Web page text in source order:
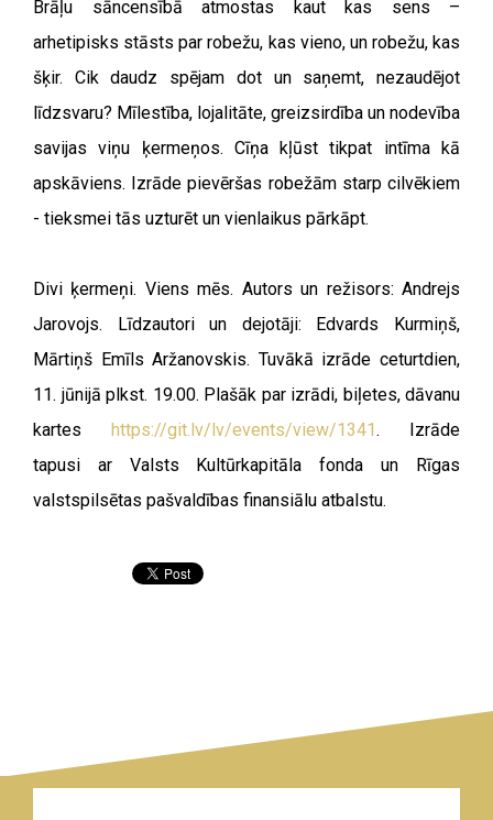
Brāļu sāncensībā atmostas kaut kas sens –
arhetipisks stāsts par robežu, kas vieno, un robežu, kas
šķir. Cik daudz spējam dot un saņemt, nezaudējot
līdzsvaru? Mīlestība, lojalitāte, greizsirdība un nodevība
savijas viņu ķermeņos. Cīņa kļūst tikpat intīma kā
apskāviens. Izrāde pievēršas robežām starp cilvēkiem
- tieksmei tās uzturēt un vienlaikus pārkāpt.
Divi ķermeņi. Viens mēs. Autors un režisors: Andrejs
Jarovojs. Līdzautori un dejotāji: Edvards Kurmiņš,
Mārtiņš Emīls Aržanovskis. Tuvākā izrāde ceturtdien,
11. jūnijā plkst. 19.00. Plašāk par izrādi, biļetes, dāvanu
kartes https://git.lv/lv/events/view/1341. Izrāde
tapusi ar Valsts Kultūrkapitāla fonda un Rīgas
valstspilsētas pašvaldības finansiālu atbalstu.